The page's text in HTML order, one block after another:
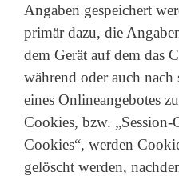
Angaben gespeichert
primär dazu, die
dem Gerät auf dem das
während oder auch
eines Onlineangebotes
Cookies, bzw. „Session-
Cookies“, werden
gelöscht werden,